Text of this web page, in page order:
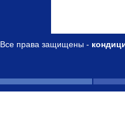
Все права защищены -